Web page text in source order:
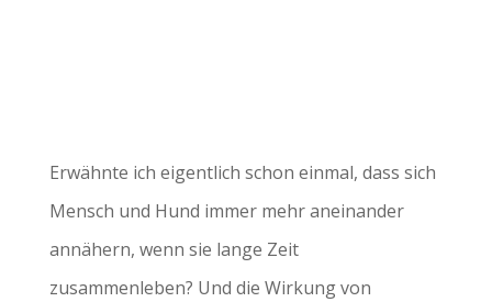
Erwähnte ich eigentlich schon einmal, dass sich
Mensch und Hund immer mehr aneinander
annähern, wenn sie lange Zeit
zusammenleben? Und die Wirkung von